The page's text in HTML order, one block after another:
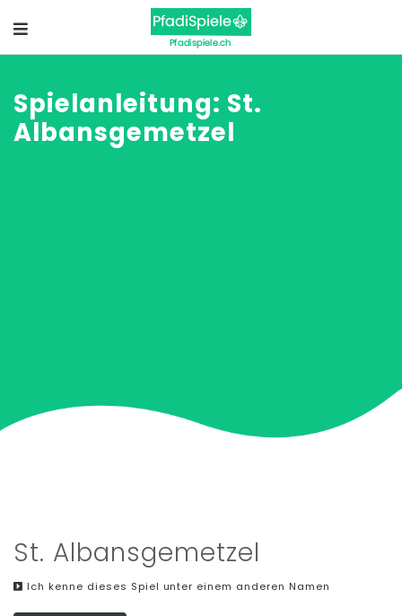
Spielanleitung: St.
Albansgemetzel
St. Albansgemetzel
Ich kenne dieses Spiel unter einem anderen Namen